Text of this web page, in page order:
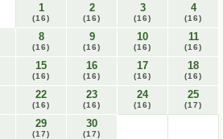
1
(16)
2
(16)
3
(16)
4
(16)
8
(16)
9
(16)
10
(16)
11
(16)
15
(16)
16
(16)
17
(16)
18
(16)
22
(16)
23
(16)
24
(16)
25
(17)
29
(17)
30
(17)